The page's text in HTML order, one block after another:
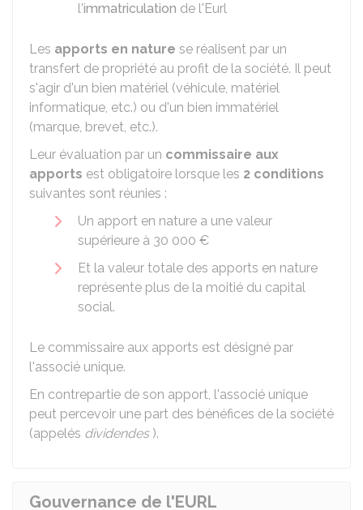
l'immatriculation de l'Eurl
Les apports en nature se réalisent par un
transfert de propriété au profit de la société. Il peut
s'agir d'un bien matériel (véhicule, matériel
informatique, etc.) ou d'un bien immatériel
(marque, brevet, etc.).
Leur évaluation par un commissaire aux
apports est obligatoire lorsque les 2 conditions
suivantes sont réunies :
Un apport en nature a une valeur
supérieure à 30 000 €
Et la valeur totale des apports en nature
représente plus de la moitié du capital
social.
Le commissaire aux apports est désigné par
l'associé unique.
En contrepartie de son apport, l'associé unique
peut percevoir une part des bénéfices de la société
(appelés dividendes).
Gouvernance de l'EURL